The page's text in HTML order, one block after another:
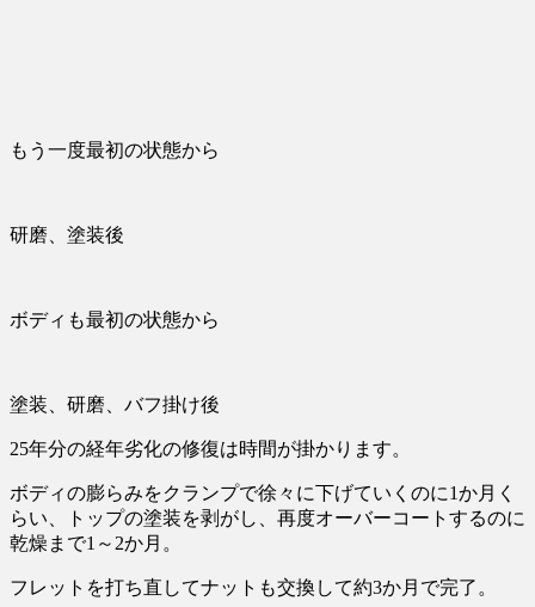
もう一度最初の状態から
研磨、塗装後
ボディも最初の状態から
塗装、研磨、バフ掛け後
25年分の経年劣化の修復は時間が掛かります。
ボディの膨らみをクランプで徐々に下げていくのに1か月く
らい、トップの塗装を剥がし、再度オーバーコートするのに
乾燥まで1～2か月。
フレットを打ち直してナットも交換して約3か月で完了。